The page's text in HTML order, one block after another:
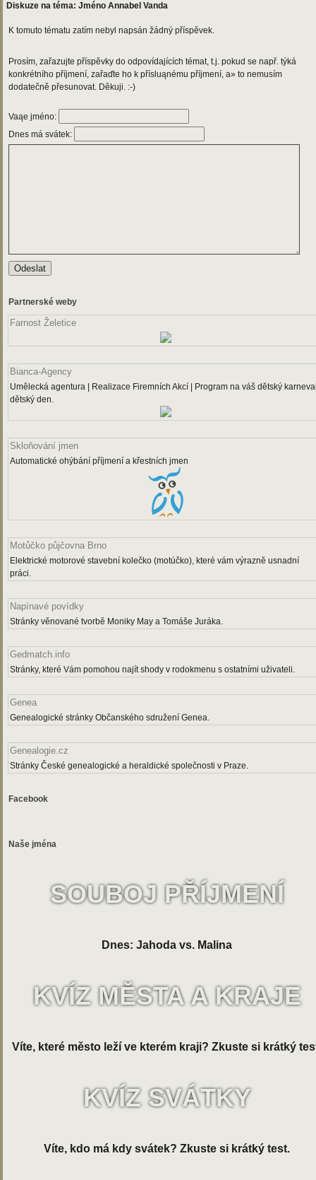
Diskuze na téma: Jméno Annabel Vanda
K tomuto tématu zatím nebyl napsán žádný příspěvek.
Prosím, zařazujte příspěvky do odpovídajících témat, t.j. pokud se např. týká
konkrétního příjmení, zařaďte ho k přísluąnému příjmení, a» to nemusím
dodatečně přesunovat. Děkuji. :-)
Vaąe jméno:
Dnes má svátek:
Partnerské weby
Farnost Želetice
Bianca-Agency
Umělecká agentura | Realizace Firemních Akcí | Program na váš dětský
dětský den.
Skloňování jmen
Automatické ohýbání příjmení a křestních jmen
Motůčko půjčovna Brno
Elektrické motorové stavební kolečko (motúčko), které vám výrazně usnadní
práci.
Napínavé povídky
Stránky věnované tvorbě Moniky May a Tomáše Juráka.
Gedmatch.info
Stránky, které Vám pomohou najít shody v rodokmenu s ostatními uživateli.
Genea
Genealogické stránky Občanského sdružení Genea.
Genealogie.cz
Stránky České genealogické a heraldické společnosti v Praze.
Facebook
Naše jména
SOUBOJ PŘÍJMENÍ
Dnes: Jahoda vs. Malina
KVÍZ MĚSTA A KRAJE
Víte, které město leží ve kterém kraji? Zkuste si krátký
KVÍZ SVÁTKY
Víte, kdo má kdy svátek? Zkuste si krátký test.